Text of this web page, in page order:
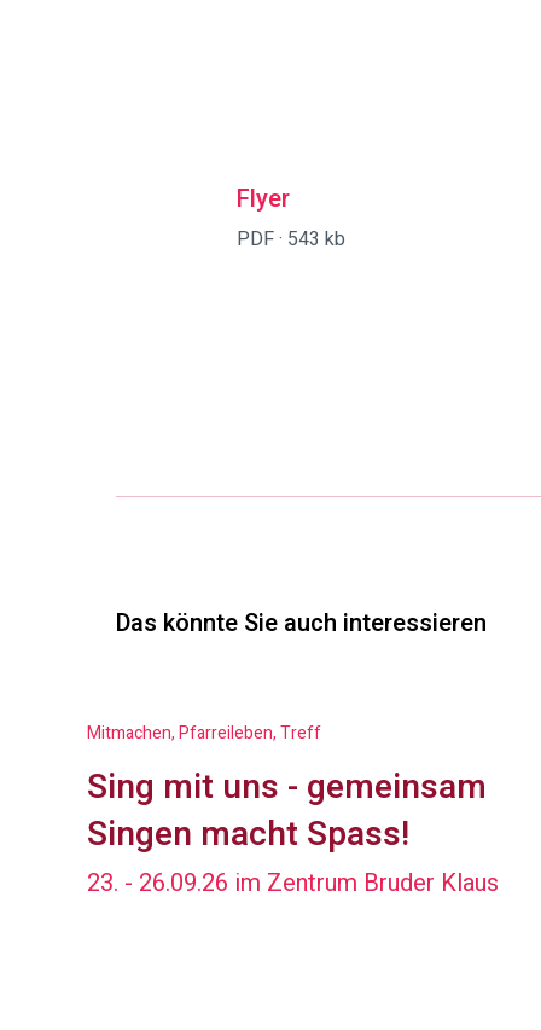
Flyer
PDF · 543 kb
Das könnte Sie auch interessieren
Mitmachen, Pfarreileben, Treff
Sing mit uns - gemeinsam
Singen macht Spass!
23. - 26.09.26 im Zentrum Bruder Klaus